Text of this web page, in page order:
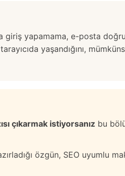
giriş yapamama, e-posta
yaşandığını,
çıkarmak istiyorsanız bu
özgün, SEO uyumlu